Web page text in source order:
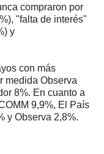
compraron por
"falta de interés"
y
con más
medida Observa
8%. En cuanto a
9,9%, El País
y Observa 2,8%.